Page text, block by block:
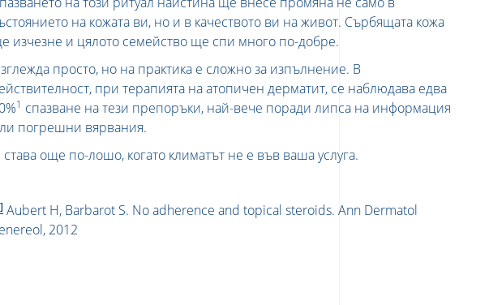
на кожата ви, но и в качеството ви на живот. Сърбящата кожа
изчезне и цялото семейство ще спи много по-добре.
просто, но на практика е сложно за изпълнение. В
при терапията на атопичен дерматит, се наблюдава едва
1 спазване на тези препоръки, най-вече поради липса на информация
погрешни вярвания.
още по-лошо, когато климатът не е във ваша услуга.
Aubert H, Barbarot S. No adherence and topical steroids. Ann Dermatol
2012